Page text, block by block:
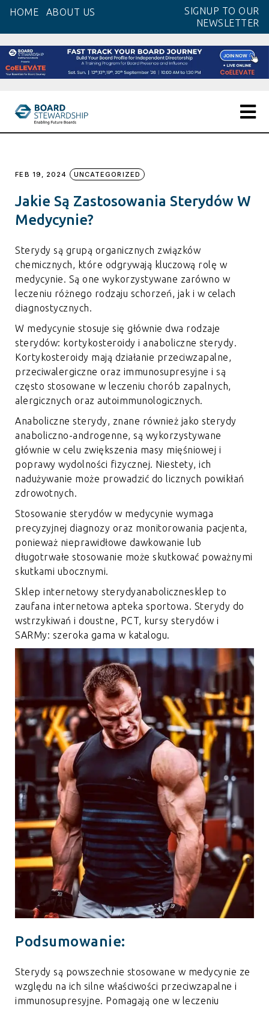
content
HOME ABOUT US
SIGNUP TO OUR
NEWSLETTER
FEB 19, 2024 UNCATEGORIZED
Jakie Są Zastosowania Sterydów W
Medycynie?
Sterydy są grupą organicznych związków
chemicznych, które odgrywają kluczową rolę w
medycynie. Są one wykorzystywane zarówno w
leczeniu różnego rodzaju schorzeń, jak i w celach
diagnostycznych.
W medycynie stosuje się głównie dwa rodzaje
sterydów: kortykosteroidy i anaboliczne sterydy.
Kortykosteroidy mają działanie przeciwzapalne,
przeciwalergiczne oraz immunosupresyjne i są
często stosowane w leczeniu chorób zapalnych,
alergicznych oraz autoimmunologicznych.
Anaboliczne sterydy, znane również jako sterydy
anaboliczno-androgenne, są wykorzystywane
głównie w celu zwiększenia masy mięśniowej i
poprawy wydolności fizycznej. Niestety, ich
nadużywanie może prowadzić do licznych powikłań
zdrowotnych.
Stosowanie sterydów w medycynie wymaga
precyzyjnej diagnozy oraz monitorowania pacjenta,
ponieważ nieprawidłowe dawkowanie lub
długotrwałe stosowanie może skutkować poważnymi
skutkami ubocznymi.
Sklep internetowy sterydyanabolicznesklepto
zaufana internetowa apteka sportowa. Sterydy do
wstrzykiwań i doustne, PCT, kursy sterydów i
SARMy: szeroka gama w katalogu.
Podsumowanie:
Sterydy są powszechnie stosowane w medycynie ze
względu na ich silne właściwości przeciwzapalne i
immunosupresyjne. Pomagają one w leczeniu